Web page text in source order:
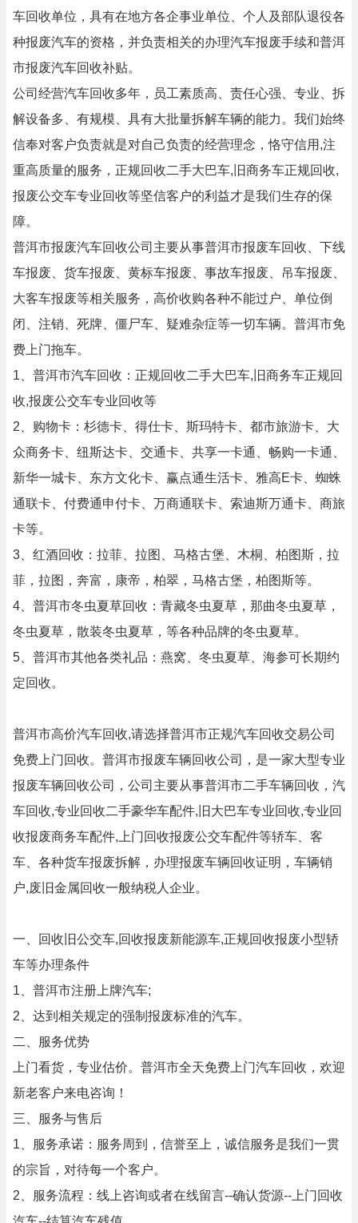
车回收单位，具有在地方各企事业单位、个人及部队退役各
种报废汽车的资格，并负责相关的办理汽车报废手续和普洱
市报废汽车回收补贴。
公司经营汽车回收多年，员工素质高、责任心强、专业、拆
解设备多、有规模、具有大批量拆解车辆的能力。我们始终
信奉对客户负责就是对自己负责的经营理念，恪守信用,注
重高质量的服务，正规回收二手大巴车,旧商务车正规回收,
报废公交车专业回收等坚信客户的利益才是我们生存的保
障。
普洱市报废汽车回收公司主要从事普洱市报废车回收、下线
车报废、货车报废、黄标车报废、事故车报废、吊车报废、
大客车报废等相关服务，高价收购各种不能过户、单位倒
闭、注销、死牌、僵尸车、疑难杂症等一切车辆。普洱市免
费上门拖车。
1、普洱市汽车回收：正规回收二手大巴车,旧商务车正规回
收,报废公交车专业回收等
2、购物卡：杉德卡、得仕卡、斯玛特卡、都市旅游卡、大
众商务卡、纽斯达卡、交通卡、共享一卡通、畅购一卡通、
新华一城卡、东方文化卡、赢点通生活卡、雅高E卡、蜘蛛
通联卡、付费通申付卡、万商通联卡、索迪斯万通卡、商旅
卡等。
3、红酒回收：拉菲、拉图、马格古堡、木桐、柏图斯，拉
菲，拉图，奔富，康帝，柏翠，马格古堡，柏图斯等。
4、普洱市冬虫夏草回收：青藏冬虫夏草，那曲冬虫夏草，
冬虫夏草，散装冬虫夏草，等各种品牌的冬虫夏草。
5、普洱市其他各类礼品：燕窝、冬虫夏草、海参可长期约
定回收。
普洱市高价汽车回收,请选择普洱市正规汽车回收交易公司
免费上门回收。普洱市报废车辆回收公司，是一家大型专业
报废车辆回收公司，公司主要从事普洱市二手车辆回收，汽
车回收,专业回收二手豪华车配件,旧大巴车专业回收,专业回
收报废商务车配件,上门回收报废公交车配件等轿车、客
车、各种货车报废拆解，办理报废车辆回收证明，车辆销
户,废旧金属回收一般纳税人企业。
一、回收旧公交车,回收报废新能源车,正规回收报废小型轿
车等办理条件
1、普洱市注册上牌汽车;
2、达到相关规定的强制报废标准的汽车。
二、服务优势
上门看货，专业估价。普洱市全天免费上门汽车回收，欢迎
新老客户来电咨询！
三、服务与售后
1、服务承诺：服务周到，信誉至上，诚信服务是我们一贯
的宗旨，对待每一个客户。
2、服务流程：线上咨询或者在线留言--确认货源--上门回收